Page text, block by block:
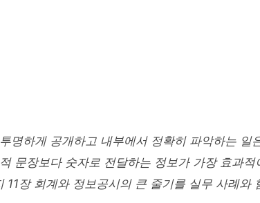
명하게 공개하고 내부에서 정확히 파악하는 일
문장보다 숫자로 전달하는 정보가 가장 효과적
11장 회계와 정보공시의 큰 줄기를 실무 사례와